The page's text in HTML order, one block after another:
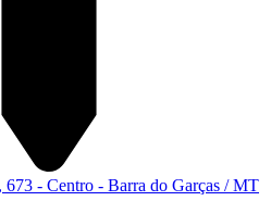
673 - Centro - Barra do Garças / MT